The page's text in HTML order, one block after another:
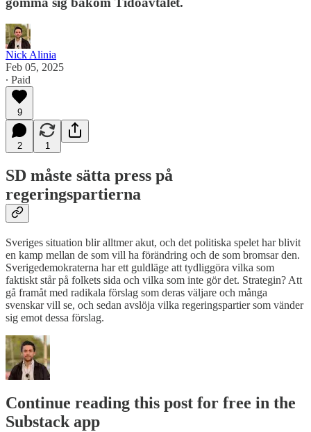
Nick Alinia
Feb 05, 2025
∙ Paid
9
2 1
SD måste sätta press på
regeringspartierna
Sveriges situation blir alltmer akut, och det politiska spelet har blivit
en kamp mellan de som vill ha förändring och de som bromsar den.
Sverigedemokraterna har ett guldläge att tydliggöra vilka som
faktiskt står på folkets sida och vilka som inte gör det. Strategin? Att
gå framåt med radikala förslag som deras väljare och många
svenskar vill se, och sedan avslöja vilka regeringspartier som vänder
sig emot dessa förslag.
Continue reading this post for free in the
Substack app